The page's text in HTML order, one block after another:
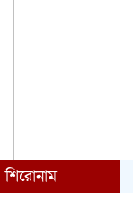
শিরোনাম